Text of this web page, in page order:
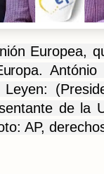
Europea,
António
de la
AP,